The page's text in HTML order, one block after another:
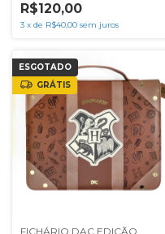
R$120,00
3 x de R$40,00 sem juros
ESGOTADO
GRÁTIS
FICHÁRIO DAC EDIÇÃO